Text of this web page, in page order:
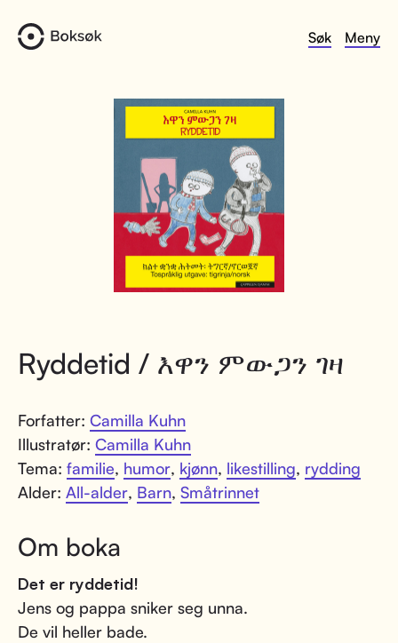
Søk Meny
Ryddetid / እዋን ምውጋን ገዛ
Forfatter: Camilla Kuhn
Illustratør: Camilla Kuhn
Tema: familie, humor, kjønn, likestilling, rydding
Alder: All-alder, Barn, Småtrinnet
Om boka
Det er ryddetid!
Jens og pappa sniker seg unna.
De vil heller bade.